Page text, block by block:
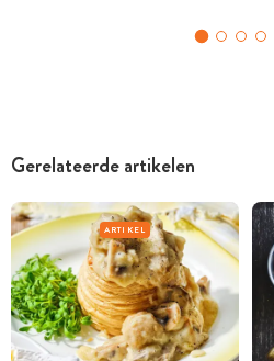
Gerelateerde artikelen
ARTIKEL